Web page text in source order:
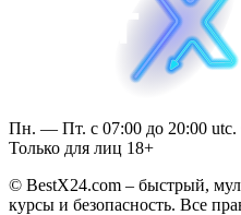
Пн. — Пт. с 07:00 до 20:00
Только для лиц 18+
© BestX24.com – быстрый,
курсы и безопасность. Все